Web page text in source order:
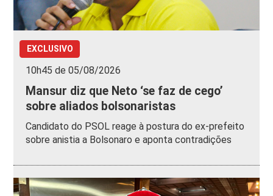
EXCLUSIVO
10h45 de 05/08/2026
Mansur diz que Neto ‘se faz de cego’
sobre aliados bolsonaristas
Candidato do PSOL reage à postura do ex-prefeito
sobre anistia a Bolsonaro e aponta contradições